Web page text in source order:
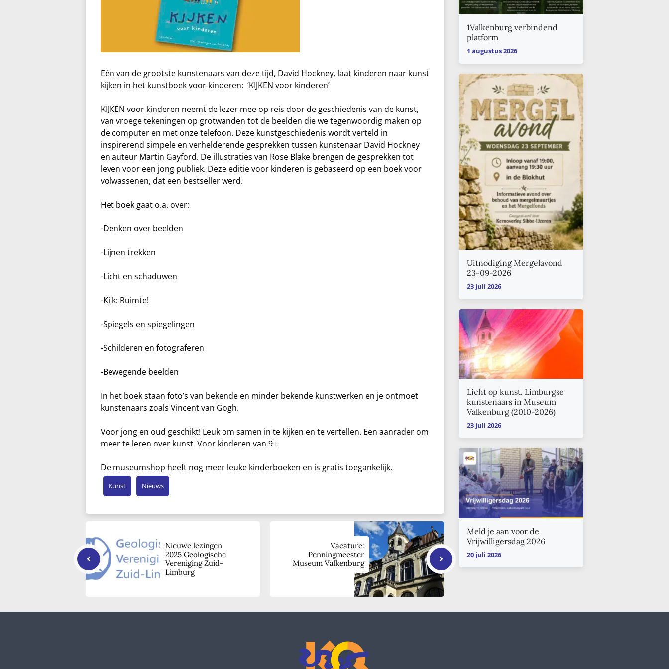
Eén van de grootste kunstenaars van deze tijd, David Hockney, laat kinderen naar kunst
kijken in het kunstboek voor kinderen: ‘KIJKEN voor kinderen’
KIJKEN voor kinderen neemt de lezer mee op reis door de geschiedenis van de kunst,
van vroege tekeningen op grotwanden tot de beelden die we tegenwoordig maken op
de computer en met onze telefoon. Deze kunstgeschiedenis wordt verteld in
inspirerend simpele en verhelderende gesprekken tussen kunstenaar David Hockney
en auteur Martin Gayford. De illustraties van Rose Blake brengen de gesprekken tot
leven voor een jong publiek. Deze editie voor kinderen is gebaseerd op een boek voor
volwassenen, dat een bestseller werd.
Het boek gaat o.a. over:
-Denken over beelden
-Lijnen trekken
-Licht en schaduwen
-Kijk: Ruimte!
-Spiegels en spiegelingen
-Schilderen en fotograferen
-Bewegende beelden
In het boek staan foto’s van bekende en minder bekende kunstwerken en je ontmoet
kunstenaars zoals Vincent van Gogh.
Voor jong en oud geschikt! Leuk om samen in te kijken en te vertellen. Een aanrader om
meer te leren over kunst. Voor kinderen van 9+.
De museumshop heeft nog meer leuke kinderboeken en is gratis toegankelijk.
Kunst Nieuws
Nieuwe lezingen
2025 Geologische
Vereniging Zuid-
Limburg
Vacature:
Penningmeester
Museum Valkenburg
1Valkenburg verbindend
platform
1 augustus 2026
Uitnodiging Mergelavond
23-09-2026
23 juli 2026
Licht op kunst. Limburgse
kunstenaars in Museum
Valkenburg (2010-2026)
23 juli 2026
Meld je aan voor de
Vrijwilligersdag 2026
20 juli 2026